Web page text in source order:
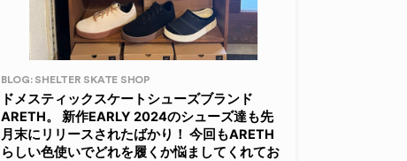
BLOG: SHELTER SKATE SHOP
ドメスティックスケートシューズブランド
ARETH。 新作EARLY 2024のシューズ達も先
月末にリリースされたばかり！ 今回もARETH
らしい色使いでどれを履くか悩ましてくれてお